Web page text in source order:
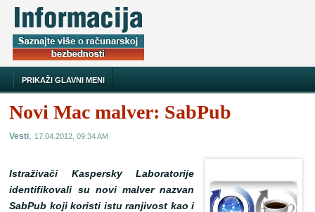
PRIKAŽI GLAVNI MENI
Novi Mac malver: SabPub
Vesti, 17.04.2012, 09:34 AM
Istraživači Kaspersky Laboratorije
identifikovali su novi malver nazvan
SabPub koji koristi istu ranjivost kao i